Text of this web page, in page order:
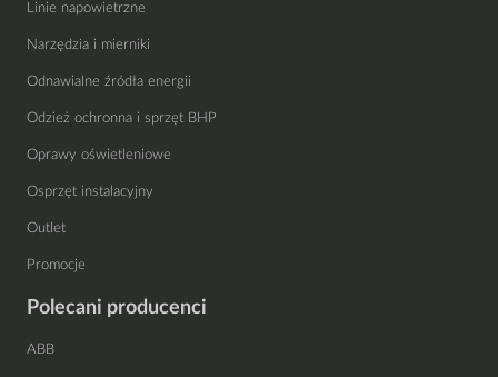
Linie napowietrzne
Narzędzia i mierniki
Odnawialne źródła energii
Odzież ochronna i sprzęt BHP
Oprawy oświetleniowe
Osprzęt instalacyjny
Outlet
Promocje
Polecani producenci
ABB